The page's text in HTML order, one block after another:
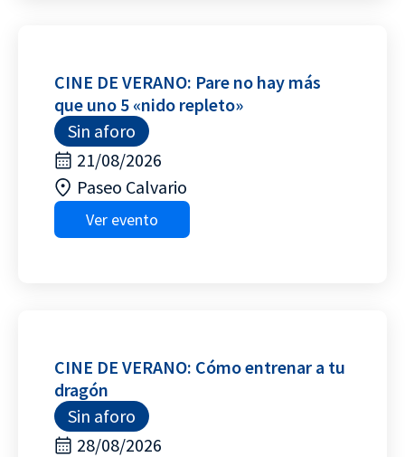
CINE DE VERANO: Pare no hay más
que uno 5 «nido repleto»
Sin aforo
21/08/2026
Paseo Calvario
Ver evento
CINE DE VERANO: Cómo entrenar a tu
dragón
Sin aforo
28/08/2026